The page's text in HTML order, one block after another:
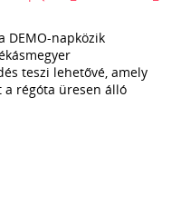
DEMO-napközik
teszi lehetővé, amely
régóta üresen álló